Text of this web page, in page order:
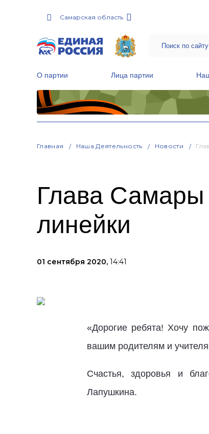
Самарская область
О партии Лица партии
Главная Наша Деятельность Новости
Глава Самары
линейки
01 сентября 2020, 14:41
«Дорогие ребята! Хочу
вашим родителям и
Счастья, здоровья и
Лапушкина.